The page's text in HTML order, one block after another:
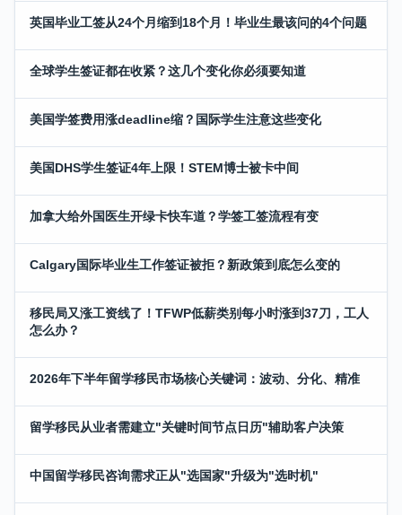
英国毕业工签从24个月缩到18个月！毕业生最该问的4个问题
全球学生签证都在收紧？这几个变化你必须要知道
美国学签费用涨deadline缩？国际学生注意这些变化
美国DHS学生签证4年上限！STEM博士被卡中间
加拿大给外国医生开绿卡快车道？学签工签流程有变
Calgary国际毕业生工作签证被拒？新政策到底怎么变的
移民局又涨工资线了！TFWP低薪类别每小时涨到37刀，工人
怎么办？
2026年下半年留学移民市场核心关键词：波动、分化、精准
留学移民从业者需建立"关键时间节点日历"辅助客户决策
中国留学移民咨询需求正从"选国家"升级为"选时机"